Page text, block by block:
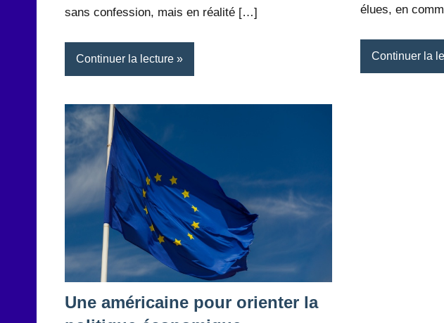
sans confession, mais en réalité […]
Continuer la lecture
élues, en
Continuer la
Une américaine pour orienter la